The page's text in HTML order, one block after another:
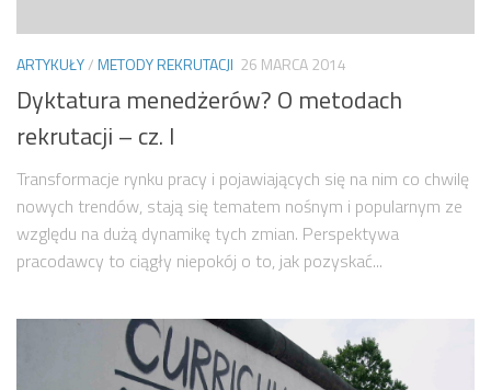
ARTYKUŁY/METODY REKRUTACJI 26 MARCA 2014
Dyktatura menedżerów? O metodach
rekrutacji – cz. I
Transformacje rynku pracy i pojawiających się na nim co chwilę
nowych trendów, stają się tematem nośnym i popularnym ze
względu na dużą dynamikę tych zmian. Perspektywa
pracodawcy to ciągły niepokój o to, jak pozyskać...